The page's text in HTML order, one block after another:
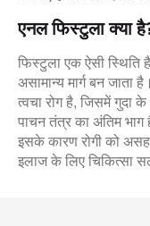
एनल फिस्टुला क्या
फिस्टुला एक ऐसी स्थिति
असामान्य मार्ग बन
त्वचा रोग है, जिसमें गुदा
पाचन तंत्र का अंतिम
इसके कारण रोगी को
इलाज के लिए चिकित्सा